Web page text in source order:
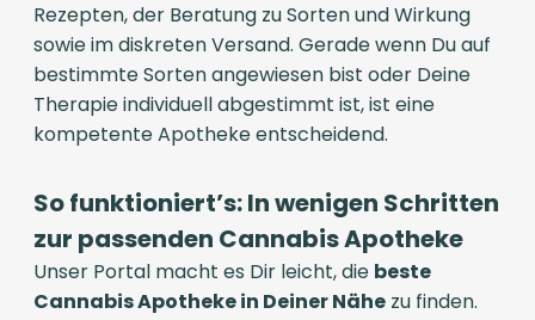
Rezepten, der Beratung zu Sorten und Wirkung
sowie im diskreten Versand. Gerade wenn Du auf
bestimmte Sorten angewiesen bist oder Deine
Therapie individuell abgestimmt ist, ist eine
kompetente Apotheke entscheidend.
So funktioniert’s: In wenigen Schritten
zur passenden Cannabis Apotheke
Unser Portal macht es Dir leicht, die beste
Cannabis Apotheke in Deiner Nähe zu finden.